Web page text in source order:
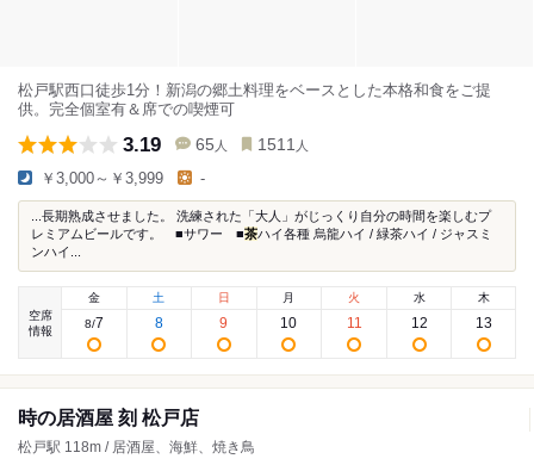
松戸駅西口徒歩1分！新潟の郷土料理をベースとした本格和食をご提
供。完全個室有＆席での喫煙可
3.19 65 人 1511 人
￥3,000～￥3,999 -
...長期熟成させました。 洗練された「大人」がじっくり自分の時間を楽しむプ
レミアムビールです。 ■サワー ■茶ハイ各種 烏龍ハイ / 緑茶ハイ / ジャスミ
ンハイ...
空席
情報
金
8/7
土
8
日
9
月
10
火
11
水
12
木
13
時の居酒屋 刻 松戸店
松戸駅 118m / 居酒屋、海鮮、焼き鳥